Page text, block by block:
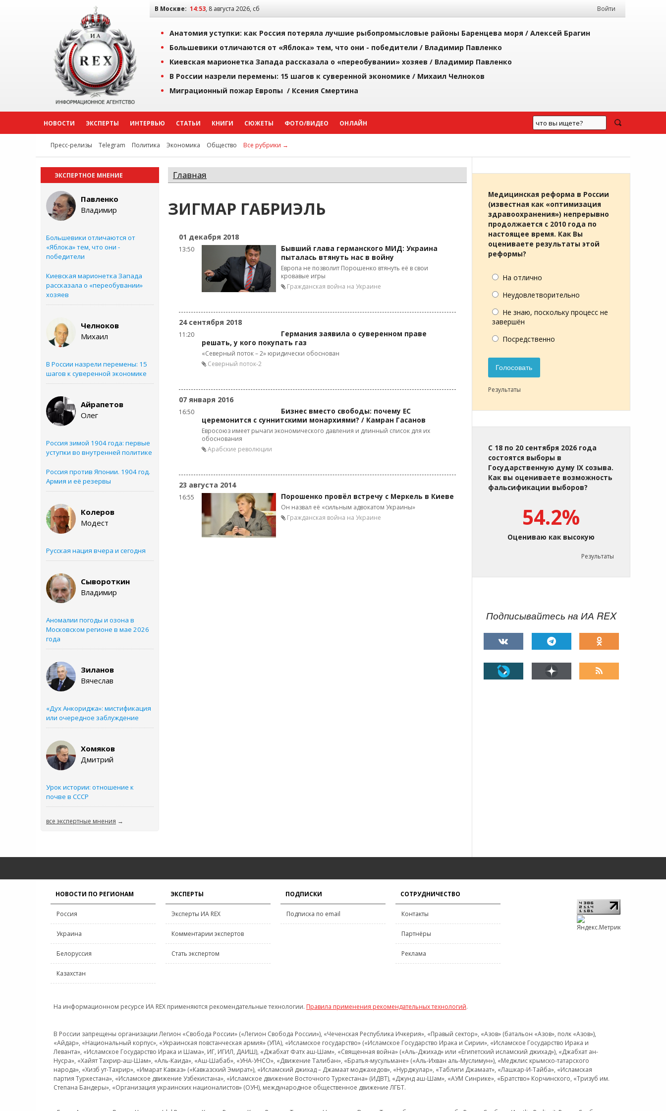
В Москве: 14:53, 8 августа 2026, сб Войти
Анатомия уступки: как Россия потеряла лучшие рыбопромысловые районы Баренцева моря / Алексей Брагин
Большевики отличаются от «Яблока» тем, что они - победители / Владимир Павленко
Киевская марионетка Запада рассказала о «переобувании» хозяев / Владимир Павленко
В России назрели перемены: 15 шагов к суверенной экономике / Михаил Челноков
Миграционный пожар Европы / Ксения Смертина
НОВОСТИ ЭКСПЕРТЫ ИНТЕРВЬЮ СТАТЬИ КНИГИ СЮЖЕТЫ ФОТО/ВИДЕО ОНЛАЙН
Пресс-релизы Telegram Политика Экономика Общество Все рубрики →
ЭКСПЕРТНОЕ МНЕНИЕ
Павленко
Владимир
Большевики отличаются от
«Яблока» тем, что они -
победители
Киевская марионетка Запада
рассказала о «переобувании»
хозяев
Челноков
Михаил
В России назрели перемены: 15
шагов к суверенной экономике
Айрапетов
Олег
Россия зимой 1904 года: первые
уступки во внутренней политике
Россия против Японии. 1904 год.
Армия и её резервы
Колеров
Модест
Русская нация вчера и сегодня
Сывороткин
Владимир
Аномалии погоды и озона в
Московском регионе в мае 2026
года
Зиланов
Вячеслав
«Дух Анкориджа»: мистификация
или очередное заблуждение
Хомяков
Дмитрий
Урок истории: отношение к
почве в СССР
все экспертные мнения →
Главная
ЗИГМАР ГАБРИЭЛЬ
01 декабря 2018
13:50
Бывший глава германского МИД: Украина
пыталась втянуть нас в войну
Европа не позволит Порошенко втянуть её в свои
кровавые игры
Гражданская война на Украине
24 сентября 2018
11:20
Германия заявила о суверенном праве
решать, у кого покупать газ
«Северный поток – 2» юридически обоснован
Северный поток-2
07 января 2016
16:50
Бизнес вместо свободы: почему ЕС
церемонится с суннитскими монархиями? / Камран Гасанов
Евросоюз имеет рычаги экономического давления и длинный список для их
обоснования
Арабские революции
23 августа 2014
16:55 Порошенко провёл встречу с Меркель в Киеве
Он назвал её «сильным адвокатом Украины»
Гражданская война на Украине
Медицинская реформа в России
(известная как «оптимизация
здравоохранения») непрерывно
продолжается с 2010 года по
настоящее время. Как Вы
оцениваете результаты этой
реформы?
На отлично
Неудовлетворительно
Не знаю, поскольку процесс не
завершён
Посредственно
Голосовать
Результаты
С 18 по 20 сентября 2026 года
состоятся выборы в
Государственную думу IX созыва.
Как вы оцениваете возможность
фальсификации выборов?
54.2%
Оцениваю как высокую
Результаты
Подписывайтесь на ИА REX
НОВОСТИ ПО РЕГИОНАМ
Россия
Украина
Белоруссия
Казахстан
ЭКСПЕРТЫ
Эксперты ИА REX
Комментарии экспертов
Стать экспертом
ПОДПИСКИ
Подписка по email
СОТРУДНИЧЕСТВО
Контакты
Партнёры
Реклама
На информационном ресурсе ИА REX применяются рекомендательные технологии. Правила применения рекомендательных технологий.
В России запрещены организации Легион «Свобода России» («Легион Свобода России»), «Чеченская Республика Ичкерия», «Правый сектор», «Азов» (батальон «Азов», полк «Азов»),
«Айдар», «Национальный корпус», «Украинская повстанческая армия» (УПА), «Исламское государство» («Исламское Государство Ирака и Сирии», «Исламское Государство Ирака и
Леванта», «Исламское Государство Ирака и Шама», ИГ, ИГИЛ, ДАИШ), «Джабхат Фатх аш-Шам», «Священная война» («Аль-Джихад» или «Египетский исламский джихад»), «Джабхат ан-
Нусра», «Хайят Тахрир-аш-Шам», «Аль-Каида», «Аш-Шабаб», «УНА-УНСО», «Движение Талибан», «Братья-мусульмане» («Аль-Ихван аль-Муслимун»), «Меджлис крымско-татарского
народа», «Хизб ут-Тахрир», «Имарат Кавказ» («Кавказский Эмират»), «Исламский джихад – Джамаат моджахедов», «Нурджулар», «Таблиги Джамаат», «Лашкар-И-Тайба», «Исламская
партия Туркестана», «Исламское движение Узбекистана», «Исламское движение Восточного Туркестана» (ИДВТ), «Джунд аш-Шам», «АУМ Синрике», «Братство» Корчинского, «Тризуб им.
Степана Бандеры», «Организация украинских националистов» (ОУН), международное общественное движение ЛГБТ.